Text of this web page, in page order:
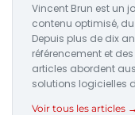
Vincent Brun est un
contenu optimisé,
Depuis plus de dix
référencement et
articles abordent
solutions logicielles
Voir tous les articles →